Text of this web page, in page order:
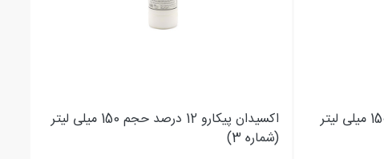
اکسیدان پیکارو 9 درصد حجم 150 میلی لیتر
اکسیدان پیکارو 12 درصد حجم 150 میلی لیتر
(شماره 3)